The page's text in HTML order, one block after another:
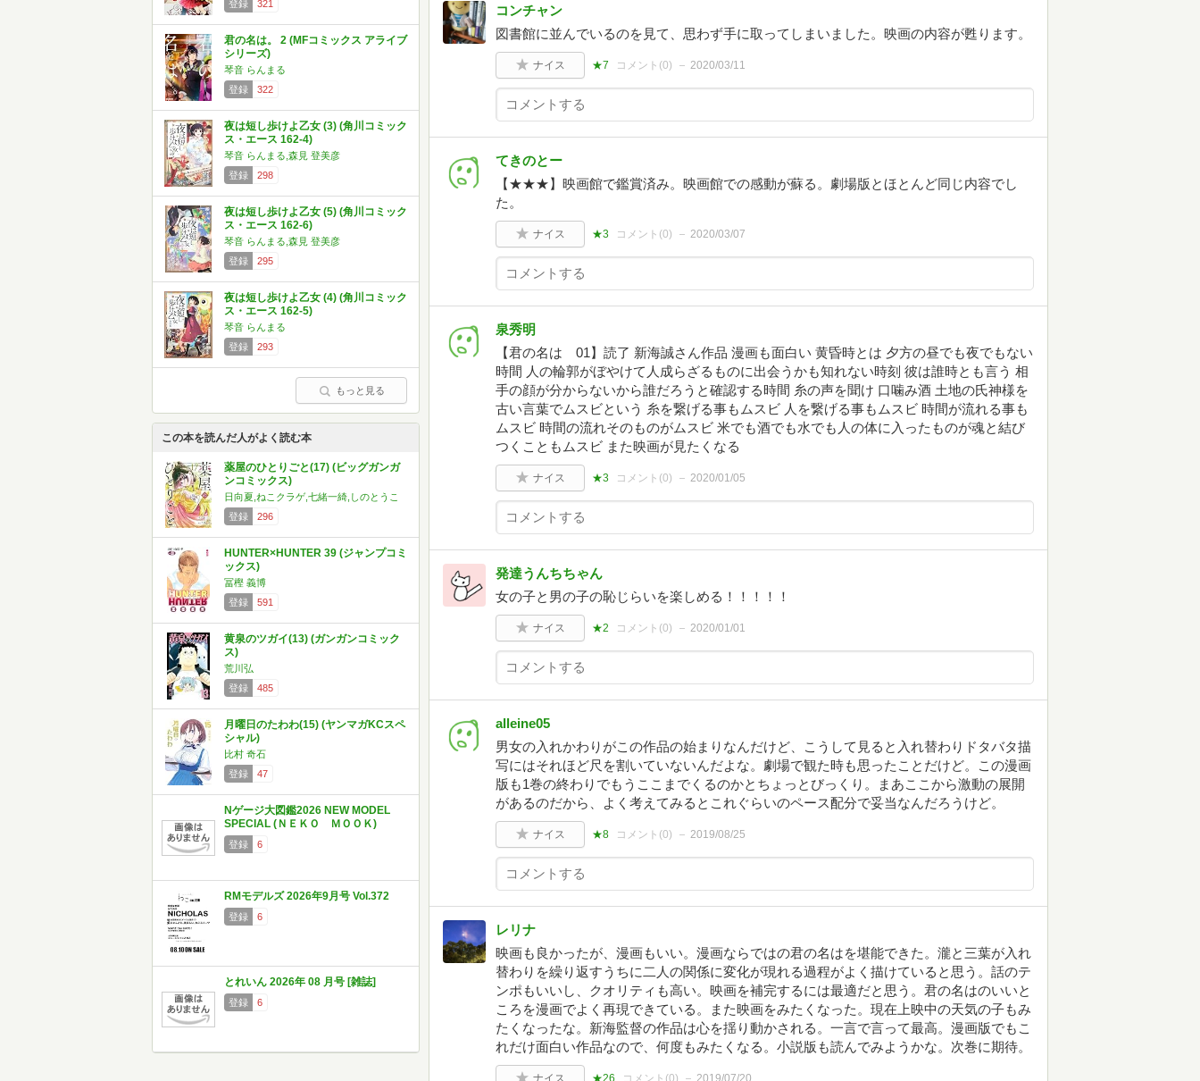
登録
321
君の名は。 2 (MFコミックス アライブ
シリーズ)
琴音 らんまる
登録
322
夜は短し歩けよ乙女 (3) (角川コミック
ス・エース 162-4)
琴音 らんまる,森見 登美彦
登録
298
夜は短し歩けよ乙女 (5) (角川コミック
ス・エース 162-6)
琴音 らんまる,森見 登美彦
登録
295
夜は短し歩けよ乙女 (4) (角川コミック
ス・エース 162-5)
琴音 らんまる
登録
293
もっと見る
この本を読んだ人がよく読む本
薬屋のひとりごと(17) (ビッグガンガ
ンコミックス)
日向夏,ねこクラゲ,七緒一綺,しのとうこ
登録
296
HUNTER×HUNTER 39 (ジャンプコミ
ックス)
冨樫 義博
登録
591
黄泉のツガイ(13) (ガンガンコミック
ス)
荒川弘
登録
485
月曜日のたわわ(15) (ヤンマガKCスペ
シャル)
比村 奇石
登録
47
Nゲージ大図鑑2026 NEW MODEL
SPECIAL (ＮＥＫＯ ＭＯＯＫ)
登録 6
RMモデルズ 2026年9月号 Vol.372
登録 6
とれいん 2026年 08 月号 [雑誌]
登録 6
コンチャン
図書館に並んでいるのを見て、思わず手に取ってしまいました。映画の内容が甦ります。
ナイス ★7 コメント(0) 2020/03/11
てきのとー
【★★★】映画館で鑑賞済み。映画館での感動が蘇る。劇場版とほとんど同じ内容でし
た。
ナイス ★3 コメント(0) 2020/03/07
泉秀明
【君の名は 01】読了 新海誠さん作品 漫画も面白い 黄昏時とは 夕方の昼でも夜でもない
時間 人の輪郭がぼやけて人成らざるものに出会うかも知れない時刻 彼は誰時とも言う 相
手の顔が分からないから誰だろうと確認する時間 糸の声を聞け 口噛み酒 土地の氏神様を
古い言葉でムスビという 糸を繋げる事もムスビ 人を繋げる事もムスビ 時間が流れる事も
ムスビ 時間の流れそのものがムスビ 米でも酒でも水でも人の体に入ったものが魂と結び
つくこともムスビ また映画が見たくなる
ナイス ★3 コメント(0) 2020/01/05
発達うんちちゃん
女の子と男の子の恥じらいを楽しめる！！！！！
ナイス ★2 コメント(0) 2020/01/01
alleine05
男女の入れかわりがこの作品の始まりなんだけど、こうして見ると入れ替わりドタバタ描
写にはそれほど尺を割いていないんだよな。劇場で観た時も思ったことだけど。この漫画
版も1巻の終わりでもうここまでくるのかとちょっとびっくり。まあここから激動の展開
があるのだから、よく考えてみるとこれぐらいのペース配分で妥当なんだろうけど。
ナイス ★8 コメント(0) 2019/08/25
レリナ
映画も良かったが、漫画もいい。漫画ならではの君の名はを堪能できた。瀧と三葉が入れ
替わりを繰り返すうちに二人の関係に変化が現れる過程がよく描けていると思う。話のテ
ンポもいいし、クオリティも高い。映画を補完するには最適だと思う。君の名はのいいと
ころを漫画でよく再現できている。また映画をみたくなった。現在上映中の天気の子もみ
たくなったな。新海監督の作品は心を揺り動かされる。一言で言って最高。漫画版でもこ
れだけ面白い作品なので、何度もみたくなる。小説版も読んでみようかな。次巻に期待。
ナイス ★26 コメント(0) 2019/07/20